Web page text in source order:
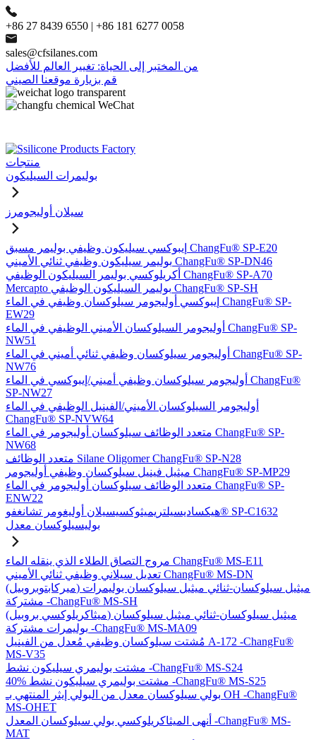
+86 27 8439 6550 | +86 181 6277 0058
sales@cfsilanes.com
من المختبر إلى الحياة: تغيير العالم للأفضل
قم بزيارة موقعنا الصيني
منتجات
بوليمرات السيليكون
سيلان أوليجومرز
إيبوكسي سيليكون وظيفي بوليمر مسبق ChangFu® SP-E20
بوليمر سيليكون وظيفي ثنائي الأميني ChangFu® SP-DN46
أكريلوكسي بوليمر السيليكون الوظيفي ChangFu® SP-A70
Mercapto بوليمر السيليكون الوظيفي ChangFu® SP-SH
إيبوكسي أوليجومر سيلوكسان وظيفي في الماء ChangFu® SP-
EW29
أوليجومر السيلوكسان الأميني الوظيفي في الماء ChangFu® SP-
NW51
أوليجومر سيلوكسان وظيفي ثنائي أميني في الماء ChangFu® SP-
NW76
أوليجومر سيلوكسان وظيفي أميني/إيبوكسي في الماء ChangFu®
SP-NW27
أوليجومر السيلوكسان الأميني/الفينيل الوظيفي في الماء
ChangFu® SP-NVW64
متعدد الوظائف سيلوكسان أوليجومر في الماء ChangFu® SP-
NW68
متعدد الوظائف Silane Oligomer ChangFu® SP-N28
ميثيل فينيل سيلوكسان وظيفي أوليجومر ChangFu® SP-MP29
متعدد الوظائف سيلوكسان أوليجومر في الماء ChangFu® SP-
ENW22
هيكساديسيلتريميثوكسيسيلان أوليغومر تشانغفو® SP-C1632
بوليسيلوكسان معدل
مروج التصاق الطلاء الذي ينقله الماء ChangFu® MS-E11
تعديل سيلاني وظيفي ثنائي الأميني ChangFu® MS-DN
(ميركابتوبروبيل) ميثيل سيلوكسان-ثنائي ميثيل سيلوكسان بوليمرات
مشتركة -ChangFu® MS-SH
(ميثاكريلوكسي بروبيل) ميثيل سيلوكسان-ثنائي ميثيل سيلوكسان
بوليمرات مشتركة -ChangFu® MS-MA09
مُشتت سيلوكسان وظيفي مُعدل من الفينيل A-172 -ChangFu®
MS-V35
مشتت بوليمري سيليكون نشط -ChangFu® MS-S24
40% مشتت بوليمري سيليكون نشط -ChangFu® MS-S25
بولي سيلوكسان معدل من البولي إيثر المنتهي بـ OH -ChangFu®
MS-OHET
أنهى الميثاكريلوكسي بولي سيلوكسان المعدل -ChangFu® MS-
MAT